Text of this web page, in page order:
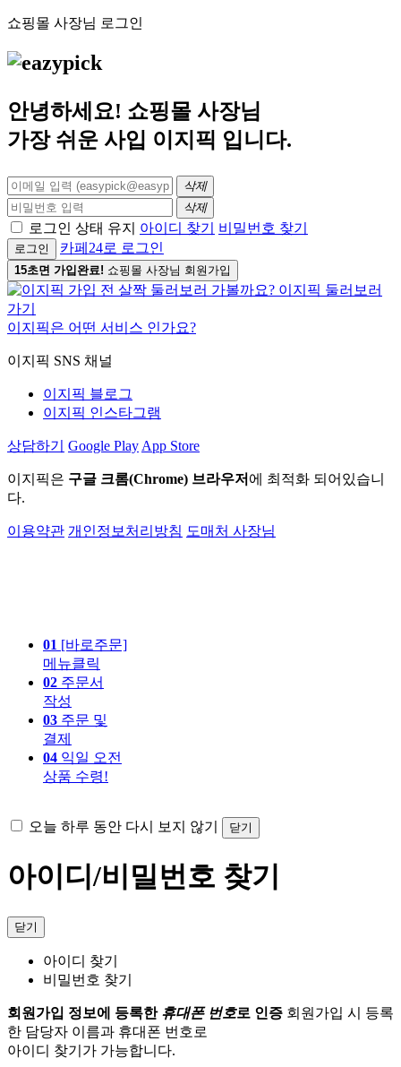
쇼핑몰 사장님 로그인
안녕하세요! 쇼핑몰 사장님
가장 쉬운 사입 이지픽 입니다.
삭제
삭제
로그인 상태 유지 아이디 찾기 비밀번호 찾기
로그인 카페24로 로그인
15초면 가입완료! 쇼핑몰 사장님 회원가입
이지픽은 어떤 서비스 인가요?
이지픽 SNS 채널
이지픽 블로그
이지픽 인스타그램
상담하기 Google Play App Store
이지픽은 구글 크롬(Chrome) 브라우저 에 최적화 되어있습니
다.
이용약관 개인정보처리방침 도매처 사장님
01 [바로주문]
메뉴클릭
02 주문서
작성
03 주문 및
결제
04 익일 오전
상품 수령!
오늘 하루 동안 다시 보지 않기 닫기
아이디/비밀번호 찾기
닫기
아이디 찾기
비밀번호 찾기
회원가입 정보에 등록한 휴대폰 번호로 인증 회원가입 시 등록
한 담당자 이름과 휴대폰 번호로
아이디 찾기가 가능합니다.